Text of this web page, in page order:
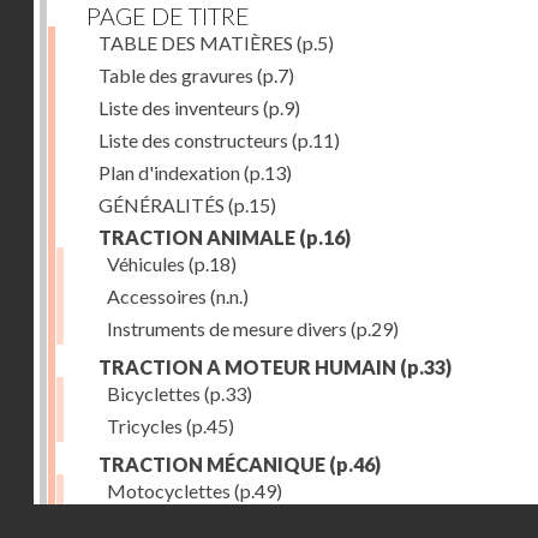
PAGE DE TITRE
TABLE DES MATIÈRES (p.5)
Table des gravures (p.7)
Liste des inventeurs (p.9)
Liste des constructeurs (p.11)
Plan d'indexation(p.13)
GÉNÉRALITÉS (p.15)
TRACTION ANIMALE (p.16)
Véhicules (p.18)
Accessoires (n.n.)
Instruments de mesure divers (p.29)
TRACTION A MOTEUR HUMAIN (p.33)
Bicyclettes (p.33)
Tricycles (p.45)
TRACTION MÉCANIQUE (p.46)
Motocyclettes (p.49)